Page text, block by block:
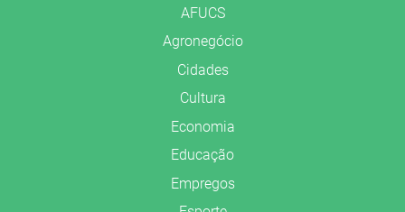
AFUCS
Agronegócio
Cidades
Cultura
Economia
Educação
Empregos